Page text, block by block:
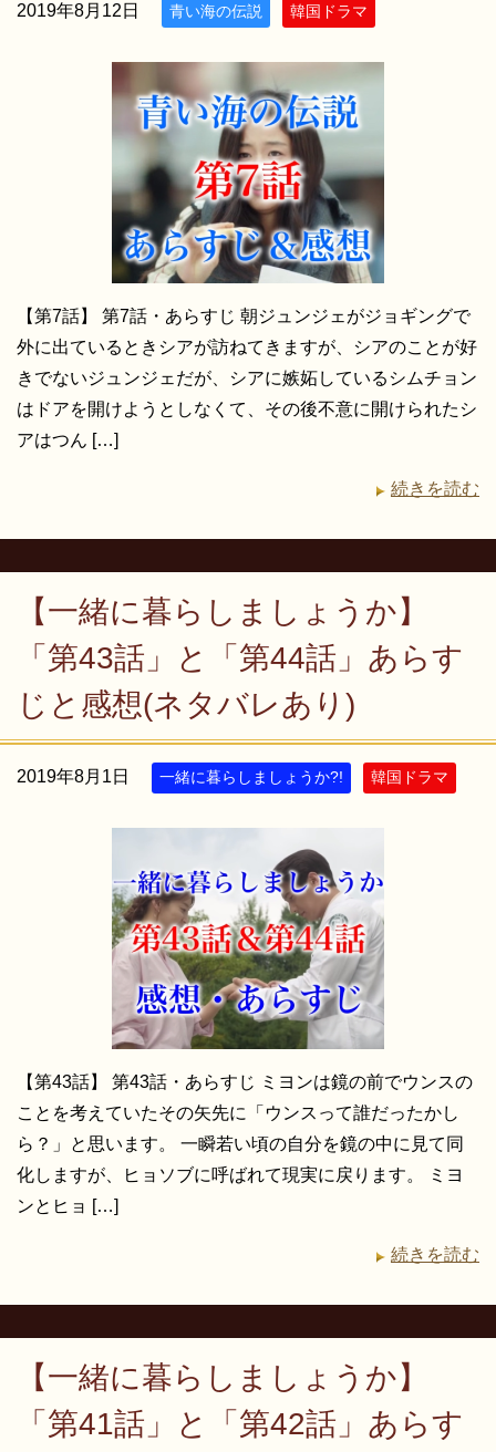
2019年8月12日 青い海の伝説 韓国ドラマ
【第7話】 第7話・あらすじ 朝ジュンジェがジョギングで
外に出ているときシアが訪ねてきますが、シアのことが好
きでないジュンジェだが、シアに嫉妬しているシムチョン
はドアを開けようとしなくて、その後不意に開けられたシ
アはつん […]
続きを読む
【一緒に暮らしましょうか】
「第43話」と「第44話」あらす
じと感想(ネタバレあり)
2019年8月1日 一緒に暮らしましょうか?! 韓国ドラマ
【第43話】 第43話・あらすじ ミヨンは鏡の前でウンスの
ことを考えていたその矢先に「ウンスって誰だったかし
ら？」と思います。 一瞬若い頃の自分を鏡の中に見て同
化しますが、ヒョソブに呼ばれて現実に戻ります。 ミヨ
ンとヒョ […]
続きを読む
【一緒に暮らしましょうか】
「第41話」と「第42話」あらす